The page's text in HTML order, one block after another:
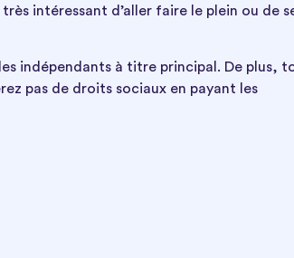
intéressant d’aller faire le plein ou de
indépendants à titre principal. De plus,
pas de droits sociaux en payant les